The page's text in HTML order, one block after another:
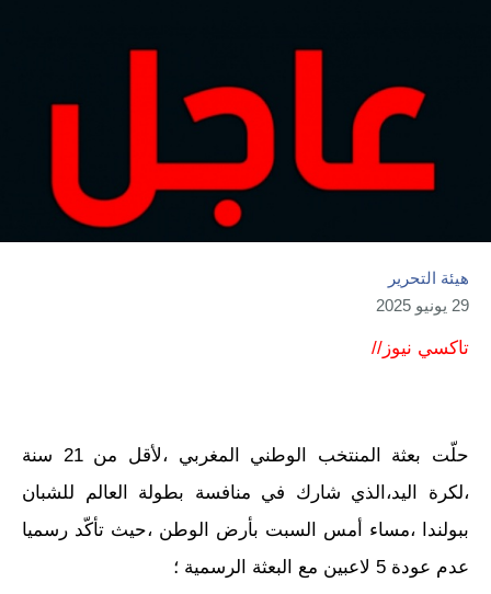
هيئة التحرير
29 يونيو 2025
تاكسي نيوز//
حلّت بعثة المنتخب الوطني المغربي ،لأقل من 21 سنة
،لكرة اليد،الذي شارك في منافسة بطولة العالم للشبان
ببولندا ،مساء أمس السبت بأرض الوطن ،حيث تأكّد رسميا
عدم عودة 5 لاعبين مع البعثة الرسمية ؛